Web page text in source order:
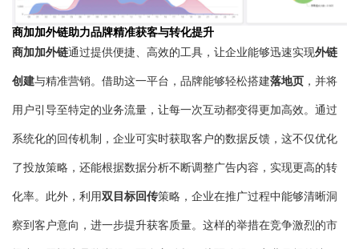
商加加外链助力品牌精准获客与转化提升
商加加外链通过提供便捷、高效的工具，让企业能够迅速实现外链
创建与精准营销。借助这一平台，品牌能够轻松搭建落地页 ，并将
用户引导至特定的业务流量，让每一次互动都变得更加高效。通过
系统化的回传机制，企业可实时获取客户的数据反馈，这不仅优化
了投放策略，还能根据数据分析不断调整广告内容，实现更高的转
化率。此外，利用双目标回传策略，企业在推广过程中能够清晰洞
察到客户意向，进一步提升获客质量。这样的举措在竞争激烈的市